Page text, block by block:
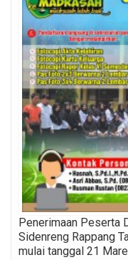
Penerimaan Peserta
Sidenreng Rappang
mulai tanggal 21